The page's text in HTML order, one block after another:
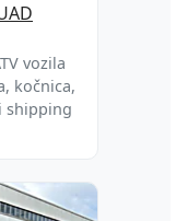
vozila
kočnica,
shipping